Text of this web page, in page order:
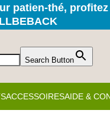
patien-thé,
Search Button
ACCESSOIRESAIDE &